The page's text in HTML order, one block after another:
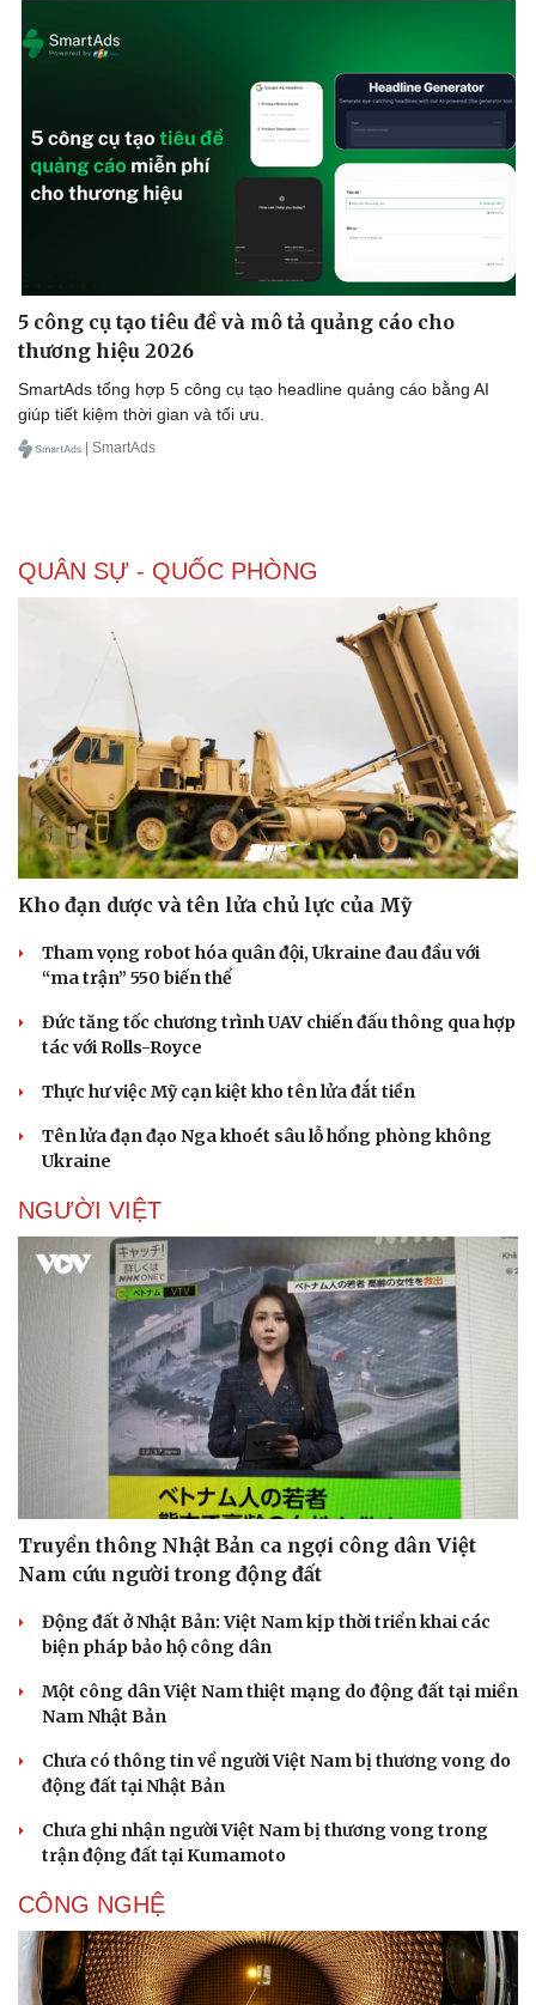
Thể thao
Bóng đá
5 công cụ tạo tiêu đề và mô tả quảng cáo cho
thương hiệu 2026
SmartAds tổng hợp 5 công cụ tạo headline quảng cáo bằng AI
giúp tiết kiệm thời gian và tối ưu.
| SmartAds
QUÂN SỰ - QUỐC PHÒNG
Kho đạn dược và tên lửa chủ lực của Mỹ
Tham vọng robot hóa quân đội, Ukraine đau đầu với
“ma trận” 550 biến thể
Đức tăng tốc chương trình UAV chiến đấu thông qua hợp
tác với Rolls-Royce
Thực hư việc Mỹ cạn kiệt kho tên lửa đắt tiền
Tên lửa đạn đạo Nga khoét sâu lỗ hổng phòng không
Ukraine
NGƯỜI VIỆT
Truyền thông Nhật Bản ca ngợi công dân Việt
Nam cứu người trong động đất
Động đất ở Nhật Bản: Việt Nam kịp thời triển khai các
biện pháp bảo hộ công dân
Một công dân Việt Nam thiệt mạng do động đất tại miền
Nam Nhật Bản
Chưa có thông tin về người Việt Nam bị thương vong do
động đất tại Nhật Bản
Chưa ghi nhận người Việt Nam bị thương vong trong
trận động đất tại Kumamoto
CÔNG NGHỆ